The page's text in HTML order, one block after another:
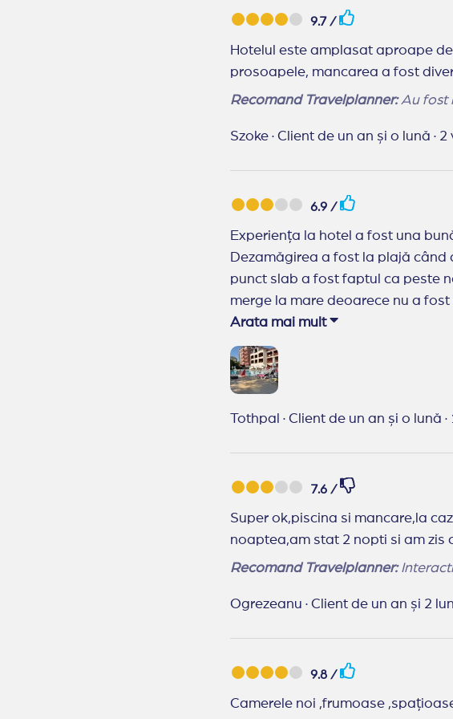
9.7 /
Hotelul este amplasat aproape
prosoapele, mancarea a fost
Recomand Travelplanner: Au fost
Szoke · Client de un an și o lună · 2
6.9 /
Experiența la hotel a fost una
Dezamăgirea a fost la plajă când
punct slab a fost faptul ca peste
merge la mare deoarece nu a
pentru oaspeții hotelului.
Arata mai mult
Tothpal · Client de un an și o lună ·
7.6 /
Super ok,piscina si mancare,la
noaptea,am stat 2 nopti si am zis
Recomand Travelplanner:
Ogrezeanu · Client de un an și 2
9.8 /
Camerele noi ,frumoase